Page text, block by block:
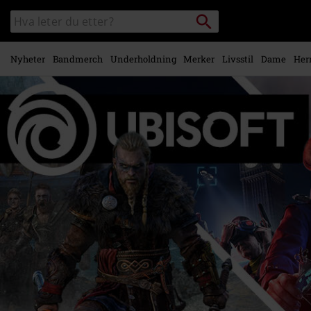
Skipp til
hovedinnhold
Søk
i
katalogen
Søk
Nyheter Bandmerch Underholdning Merker Livsstil Dame